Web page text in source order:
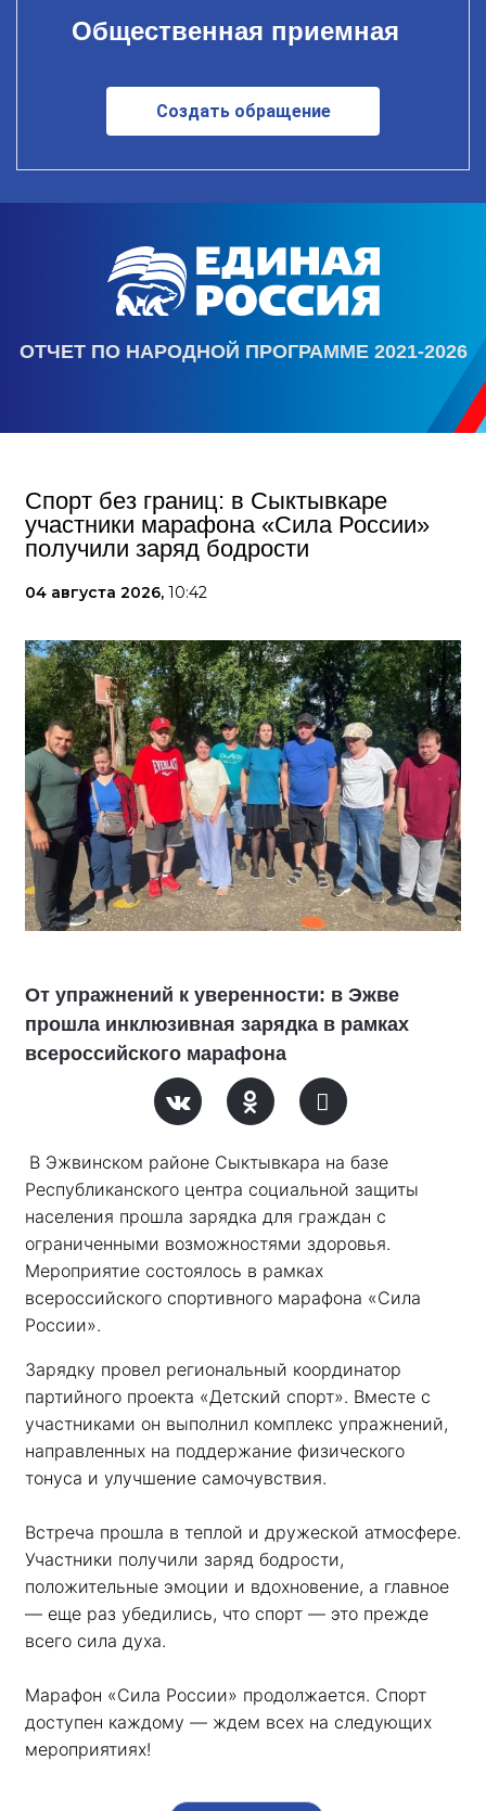
Общественная приемная
Создать обращение
ОТЧЕТ ПО НАРОДНОЙ ПРОГРАММЕ 2021-2026
Спорт без границ: в Сыктывкаре
участники марафона «Сила России»
получили заряд бодрости
04 августа 2026, 10:42
От упражнений к уверенности: в Эжве
прошла инклюзивная зарядка в рамках
всероссийского марафона
В Эжвинском районе Сыктывкара на базе
Республиканского центра социальной защиты
населения прошла зарядка для граждан с
ограниченными возможностями здоровья.
Мероприятие состоялось в рамках
всероссийского спортивного марафона «Сила
России».
Зарядку провел региональный координатор
партийного проекта «Детский спорт». Вместе с
участниками он выполнил комплекс упражнений,
направленных на поддержание физического
тонуса и улучшение самочувствия.
Встреча прошла в теплой и дружеской атмосфере.
Участники получили заряд бодрости,
положительные эмоции и вдохновение, а главное
— еще раз убедились, что спорт — это прежде
всего сила духа.
Марафон «Сила России» продолжается. Спорт
доступен каждому — ждем всех на следующих
мероприятиях!